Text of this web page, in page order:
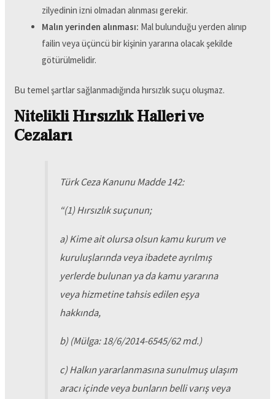
zilyedinin izni olmadan alınması gerekir.
Malın yerinden alınması: Mal bulunduğu yerden alınıp
failin veya üçüncü bir kişinin yararına olacak şekilde
götürülmelidir.
Bu temel şartlar sağlanmadığında hırsızlık suçu oluşmaz.
Nitelikli Hırsızlık Halleri ve
Cezaları
Türk Ceza Kanunu Madde 142:
“(1) Hırsızlık suçunun;
a) Kime ait olursa olsun kamu kurum ve
kuruluşlarında veya ibadete ayrılmış
yerlerde bulunan ya da kamu yararına
veya hizmetine tahsis edilen eşya
hakkında,
b) (Mülga: 18/6/2014-6545/62 md.)
c) Halkın yararlanmasına sunulmuş ulaşım
aracı içinde veya bunların belli varış veya